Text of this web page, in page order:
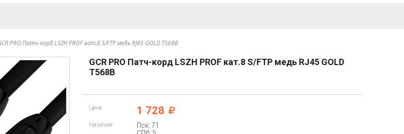
PRO Патч-корд LSZH PROF кат.8 S/FTP медь RJ45 GOLD T568B
GCR PRO Патч-корд LSZH PROF кат.8 S/FTP медь RJ45 GOLD
T568B
Цена: 1 728
Наличие:
Пск: 71